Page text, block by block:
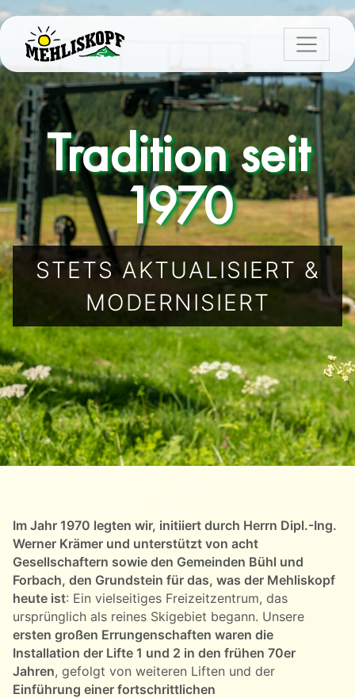
Tradition seit
1970
STETS AKTUALISIERT &
MODERNISIERT
Im Jahr 1970 legten wir, initiiert durch Herrn Dipl.-Ing.
Werner Krämer und unterstützt von acht
Gesellschaftern sowie den Gemeinden Bühl und
Forbach, den Grundstein für das, was der Mehliskopf
heute ist: Ein vielseitiges Freizeitzentrum, das
ursprünglich als reines Skigebiet begann. Unsere
ersten großen Errungenschaften waren die
Installation der Lifte 1 und 2 in den frühen 70er
Jahren, gefolgt von weiteren Liften und der
Einführung einer fortschrittlichen